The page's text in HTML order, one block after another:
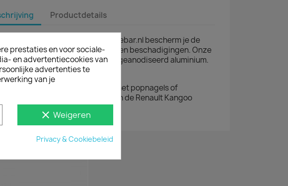
Productdetails
aluminium bumperplaat van Sidebar.nl bescherm je de
van de Renault Kangoo tegen beschadigingen. Onze
bumperbescherming is van geanodiseerd aluminium.
bevestig je eenvoudig met popnagels of
schroeven in de bumper van de Renault Kangoo
2021+).
prestaties en voor sociale-
en advertentiecookies van
advertenties te
van je
clear Weigeren
Privacy & Cookiebeleid